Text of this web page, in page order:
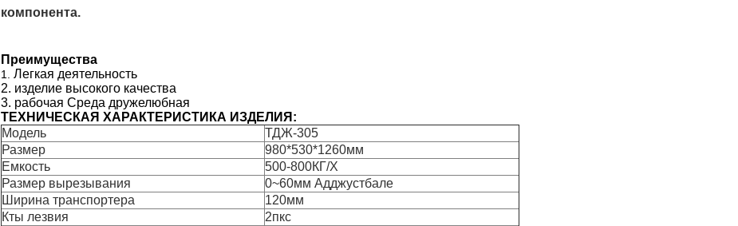
компонента.
Преимущества
1. Легкая деятельность
2. изделие высокого качества
3. рабочая Среда дружелюбная
ТЕХНИЧЕСКАЯ ХАРАКТЕРИСТИКА ИЗДЕЛИЯ:
Модель
ТДЖ-305
Размер
980*530*1260мм
Емкость
500-800КГ/Х
Размер вырезывания
0~60мм Адджустбале
Ширина транспортера
120мм
Кты лезвия
2пкс